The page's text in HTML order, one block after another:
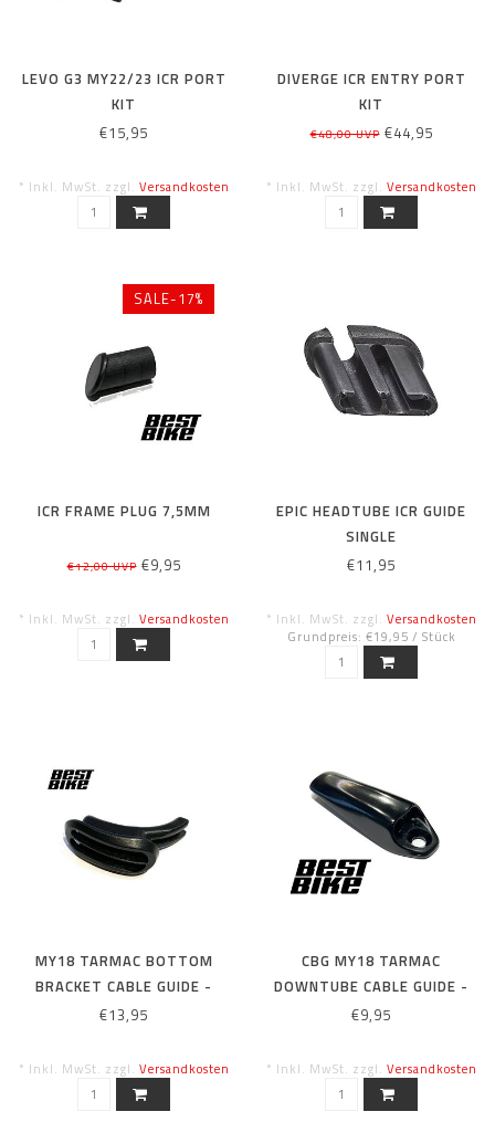
LEVO G3 MY22/23 ICR PORT
KIT
€15,95
* Inkl. MwSt. zzgl. Versandkosten
DIVERGE ICR ENTRY PORT
KIT
€48,00 UVP€44,95
* Inkl. MwSt. zzgl. Versandkosten
SALE-17%
ICR FRAME PLUG 7,5MM
€12,00 UVP€9,95
* Inkl. MwSt. zzgl. Versandkosten
EPIC HEADTUBE ICR GUIDE
SINGLE
€11,95
* Inkl. MwSt. zzgl. Versandkosten
Grundpreis: €19,95 / Stück
MY18 TARMAC BOTTOM
BRACKET CABLE GUIDE -
MECHANICAL SHIFT
€13,95
* Inkl. MwSt. zzgl. Versandkosten
CBG MY18 TARMAC
DOWNTUBE CABLE GUIDE -
MECHINICAL SHIFT
€9,95
* Inkl. MwSt. zzgl. Versandkosten